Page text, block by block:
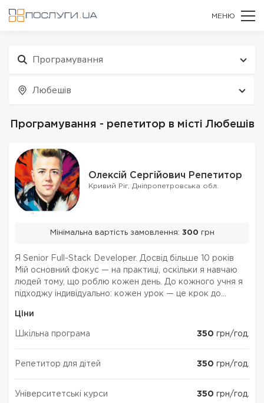
МЕНЮ
Програмування
Любешів
Програмування - репетитор в місті Любешів
Олексій Сергійович Репетитор
Кривий Ріг, Дніпропетровська обл.
Мінімальна вартість замовлення: 300 грн
Я Senior Full-Stack Developer. Досвід більше 10 років
Мій основний фокус — на практиці, оскільки я навчаю
людей тому, що роблю кожен день. До кожного учня я
підходжу індивідуально: кожен урок — це крок до
переконати, поверну гроші.
Ціни
Шкільна програма 350 грн/год.
Репетитор для дітей 350 грн/год.
Університетські курси 350 грн/год.